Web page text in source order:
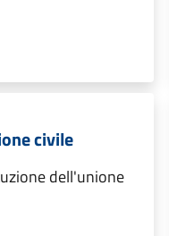
civile
dell'unione